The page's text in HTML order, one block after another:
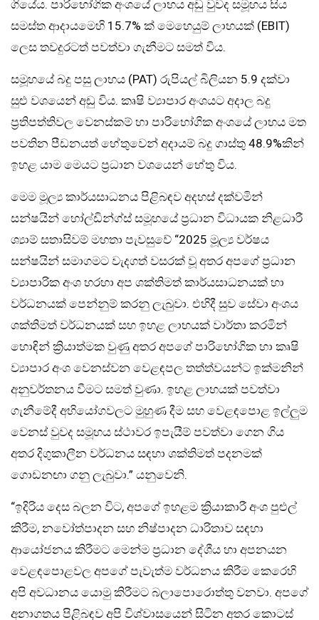
ගියේය. පාරිභෝගික අංශයේ ලාභය අඩු වුවද සමූහය සිය
සමස්ත ආදායමෙහි 15.7% ක් මෙහෙයුම් ලාභයක් (EBIT)
ලෙස තවදුරටත් පවත්වා ගැනීමට සමත් විය.
සමූහයේ බදු පසු ලාභය (PAT) රුපියල් බිලියන 5.9 දක්වා
සුළු වශයෙන් අඩු විය. කෘෂි ව්‍යාපාර අංශයට අදාල බදු
ප්‍රතිපත්තිවල වෙනස්කම් හා පාරිභෝගික අංශයේ ලාභය මත
පවතින පීඩනයත් හේතුවෙන් අදායම් බදු ගාස්තු 48.9%කින්
ඉහළ යාම මෙයට ප්‍රධාන වශයෙන් හේතු විය.
මෙම මූල්‍ය කාර්යසාධනය පිළිබඳව අදහස් දක්වමින්
සන්ෂයින් හෝල්ඩින්ග්ස් සමූහයේ ප්‍රධාන විධායක නිළධාරී
ශ්‍යාම් සතාසිවම් මහතා පැවසුවේ “2025 මූල්‍ය වර්ෂය
සන්ෂයින් සමාගමට වැදගත් වසරක් වූ අතර අපගේ ප්‍රධාන
ව්‍යාපාරික අංශ හරහා අප ශක්තිමත් කාර්යසාධනයක් හා
වර්ධනයක් පෙන්නුම් කරනු ලැබුවා. එහිදී සුව සේවා අංශය
ශක්තිමත් වර්ධනයක් සහ ඉහළ ලාභයක් වාර්තා කරමින්
හොඳින් ක්‍රියාත්මක වුණු අතර අපගේ පාරිභෝගික හා කෘෂි
ව්‍යාපාර අංශ වෙනස්වන වෙළඳපල තත්ත්වයන්ට ඉක්මනින්
අනුවර්තනය වීමට සමත් වුණා. ඉහළ ලාභයක් පවත්වා
ගැනීමේදී අභියෝගවලට මුහුණ දීම සහ වෙළඳපොළ ඉල්ලුම
වෙනස් වුවද සමූහය ස්ථාවර ඉපැයීම් පවත්වා ගෙන ගිය
අතර දිගුකාලීන වර්ධනය සඳහා ශක්තිමත් පදනමක්
ගොඩනඟා ගනු ලැබුවා.” යනුවෙනි.
“ඉදිරිය දෙස බලන විට, අපගේ ඉහළම ක්‍රියාකාරී අංශ පුළුල්
කිරීම, නවෝත්පාදන සහ නිෂ්පාදන ධාරිතාව සඳහා
ආයෝජනය කිරීමට මෙන්ම ප්‍රධාන දේශීය හා අපනයන
වෙළඳපොළවල අපගේ පැවැත්ම වර්ධනය කිරීම කෙරෙහි
අපි අවධානය යොමු කිරීමට බලාපොරොත්තු වනවා. අපගේ
අනාගතය පිළිබඳව අපි විශ්වාසයෙන් සිටින අතර කොටස්